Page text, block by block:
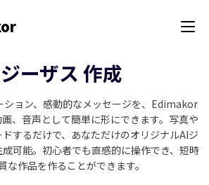
ーザス 作成
ション、感動的なメッセージを、Edimakor
、音声として簡単に形にできます。写真や
するだけで、あなただけのオリジナルAIジ
可能。初心者でも直感的に操作でき、短時
な作品を作ることができます。